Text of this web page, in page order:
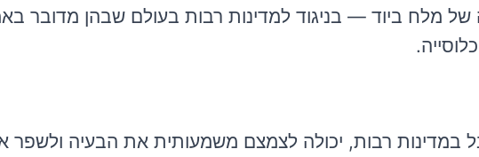
מלח ביוד — בניגוד למדינות רבות בעולם שבהן מדובר
במדינות רבות, יכולה לצמצם משמעותית את הבעיה ולשפר